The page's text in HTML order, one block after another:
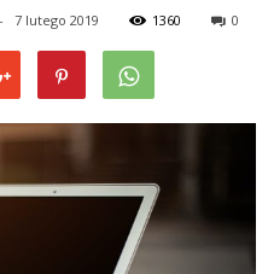
- 7 lutego 2019 1360 0